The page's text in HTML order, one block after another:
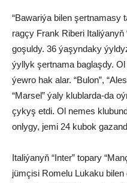
“Ba­wa­ri­ýa bi­len
rag­çy Frank Ri­be­ri Ita­li­ýa­nyň
go­şul­dy. 36 ýa­şyn­da­ky
ýyl­lyk şert­na­ma bag­laş­dy.
ýew­ro hak alar. “Bu­lon”,
“Mar­sel” ýa­ly klub­lar­da-da
çy­kyş et­di. Ol ne­mes
on­ly­gy, je­mi 24 ku­bok
Ita­li­ýa­nyň “In­ter” to­pa­ry
jüm­çi­si Ro­me­lu Lu­ka­ku